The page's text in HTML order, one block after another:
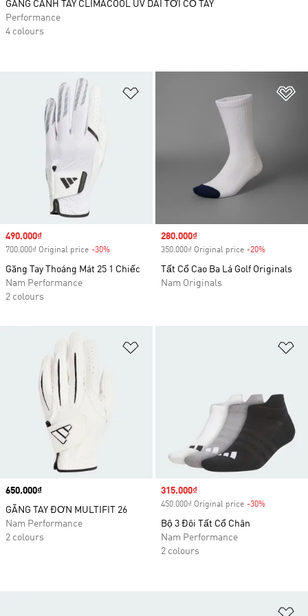
Sale price
490.000₫
700.000₫ Original price -30%
Găng Tay Thoáng Mát 25 1 Chiếc
Nam Performance
2 colours
Sale price
280.000₫
350.000₫ Original price -20%
Tất Cổ Cao Ba Lá Golf Originals
Nam Originals
Price
650.000₫
GĂNG TAY ĐƠN MULTIFIT 26
Nam Performance
2 colours
Sale price
315.000₫
450.000₫ Original price -30%
Bộ 3 Đôi Tất Cổ Chân
Nam Performance
2 colours
GĂNG CÁNH TAY CLIMACOOL UV DÀI TỚI CỔ TAY
Performance
4 colours